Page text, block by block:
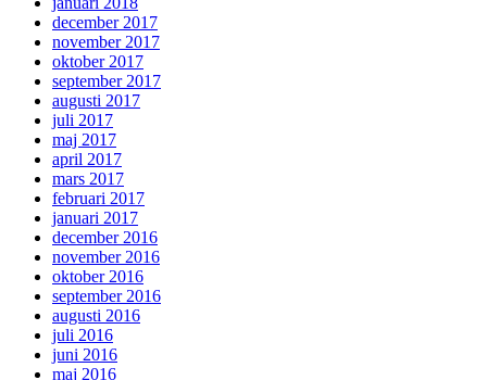
december 2017
november 2017
oktober 2017
september 2017
augusti 2017
juli 2017
maj 2017
april 2017
mars 2017
februari 2017
januari 2017
december 2016
november 2016
oktober 2016
september 2016
augusti 2016
juli 2016
juni 2016
maj 2016